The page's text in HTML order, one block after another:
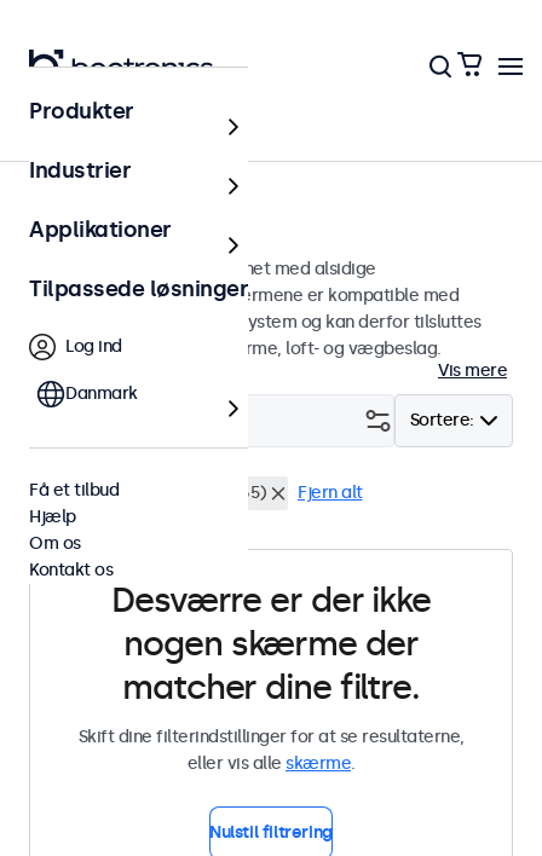
Hjem
75mm VESA-skærme
75 mm VESA-skærme designet med alsidige
monteringsmuligheder. Skærmene er kompatible med
standard VESA-monteringssystem og kan derfor tilsluttes
universalstandere, skærmarme, loft- og vægbeslag.
Vis mere
Sortere:
VESA 75 x 75 Støvtæt (IP65) Fjern alt
Desværre er der ikke
nogen skærme der
matcher dine filtre.
Skift dine filterindstillinger for at se resultaterne,
eller vis alle skærme.
Nulstil filtrering
Produkter
Industrier
Applikationer
Tilpassede løsninger
Log ind
Danmark
Få et tilbud
Hjælp
Om os
Kontakt os